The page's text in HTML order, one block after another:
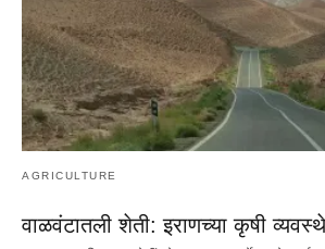
AGRICULTURE
वाळवंटातली शेती: इराणच्या कृषी